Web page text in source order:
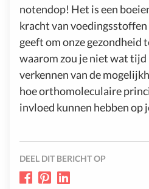
notendop! Het is een
kracht van
geeft om onze gezondheid
waarom zou je niet wat tijd
verkennen van de
hoe orthomoleculaire
invloed kunnen hebben op
DEEL DIT BERICHT OP